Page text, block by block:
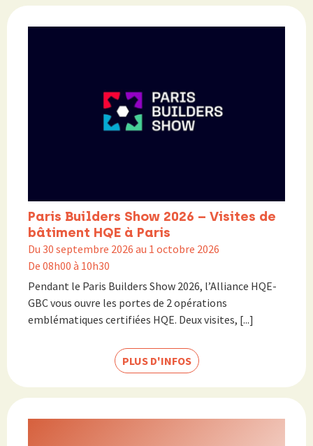
Paris Builders Show 2026 – Visites de
bâtiment HQE à Paris
Du 30 septembre 2026 au 1 octobre 2026
De 08h00 à 10h30
Pendant le Paris Builders Show 2026, l’Alliance HQE-
GBC vous ouvre les portes de 2 opérations
emblématiques certifiées HQE. Deux visites, [...]
PLUS D'INFOS